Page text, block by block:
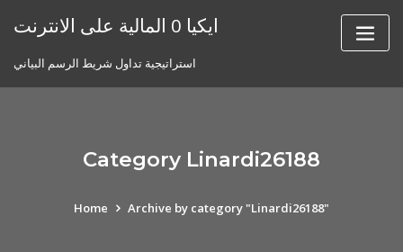
ايكيا 0 المالية على الانترنت
استراتيجية تداول شريط الرسم البياني
Category Linardi26188
Home Archive by category "Linardi26188"